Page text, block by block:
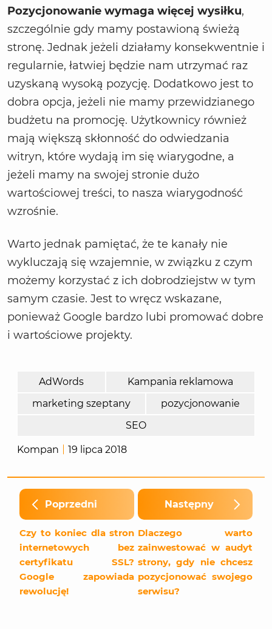
Pozycjonowanie wymaga więcej wysiłku,
szczególnie gdy mamy postawioną świeżą
stronę. Jednak jeżeli działamy konsekwentnie i
regularnie, łatwiej będzie nam utrzymać raz
uzyskaną wysoką pozycję. Dodatkowo jest to
dobra opcja, jeżeli nie mamy przewidzianego
budżetu na promocję. Użytkownicy również
mają większą skłonność do odwiedzania
witryn, które wydają im się wiarygodne, a
jeżeli mamy na swojej stronie dużo
wartościowej treści, to nasza wiarygodność
wzrośnie.
Warto jednak pamiętać, że te kanały nie
wykluczają się wzajemnie, w związku z czym
możemy korzystać z ich dobrodziejstw w tym
samym czasie. Jest to wręcz wskazane,
ponieważ Google bardzo lubi promować dobre
i wartościowe projekty.
AdWords
Kampania reklamowa
marketing szeptany
pozycjonowanie
SEO
Kompan 19 lipca 2018
Poprzedni
Czy to koniec dla stron
internetowych bez
certyfikatu SSL?
Google zapowiada
rewolucję!
Następny
Dlaczego warto
zainwestować w audyt
strony, gdy nie chcesz
pozycjonować swojego
serwisu?